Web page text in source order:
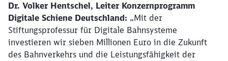
Dr. Volker Hentschel, Leiter Konzernprogramm
Digitale Schiene Deutschland: „Mit der
Stiftungsprofessur für Digitale Bahnsysteme
investieren wir sieben Millionen Euro in die Zukunft
des Bahnverkehrs und die Leistungsfähigkeit der